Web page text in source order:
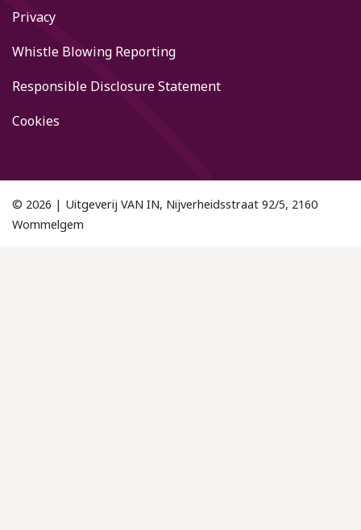
Privacy
Whistle Blowing Reporting
Responsible Disclosure Statement
Cookies
© 2026 | Uitgeverij VAN IN, Nijverheidsstraat 92/5, 2160
Wommelgem